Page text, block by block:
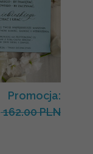
Promocja:
162.00 PLN